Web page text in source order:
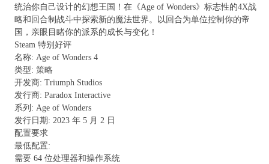
统治你自己设计的幻想王国！在《Age of Wonders》标志性的4X战
略和回合制战斗中探索新的魔法世界。以回合为单位控制你的帝
国，亲眼目睹你的派系的成长与变化！
Steam 特别好评
名称: Age of Wonders 4
类型: 策略
开发商: Triumph Studios
发行商: Paradox Interactive
系列: Age of Wonders
发行日期: 2023 年 5 月 2 日
配置要求
最低配置:
需要 64 位处理器和操作系统